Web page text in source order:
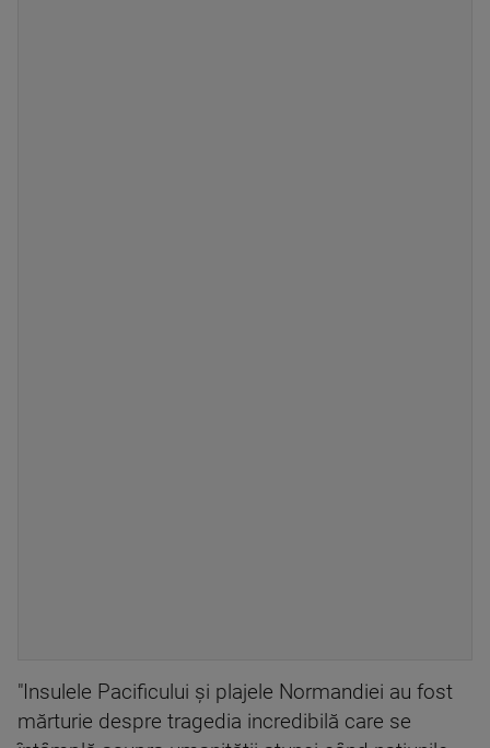
"Insulele Pacificului şi plajele Normandiei au fost
mărturie despre tragedia incredibilă care se